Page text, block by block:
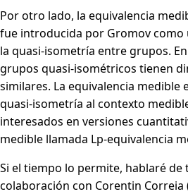
Por otro lado, la equivalencia
fue introducida por Gromov como
la quasi-isometría entre grupos.
grupos quasi-isométricos tienen
similares. La equivalencia medible
quasi-isometría al contexto
interesados en versiones
medible llamada Lp-equivalencia
Si el tiempo lo permite, hablaré de
colaboración con Corentin Correia